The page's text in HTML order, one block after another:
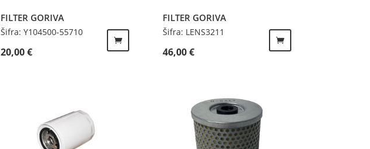
FILTER GORIVA
Šifra: Y104500-55710
20,00€
FILTER GORIVA
Šifra: LENS3211
46,00€